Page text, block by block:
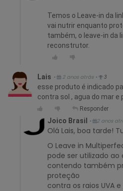
Temos o Leave-in da
vai nutrir enquanto
também, o leave-in da
reconstrutor.
Lais • 2 anos atrás • 3
esse produto é indicado
contra sol , agua do mar e
Responder
Joico Brasil • 2 anos
Olá Lais, boa tarde!
O Leave in
pode ser utilizado
contendo também
proteção
contra os raios UVA e